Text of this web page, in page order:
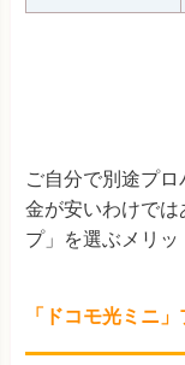
ご自分で別途プ
金が安いわけでは
プ」を選ぶメリッ
「ドコモ光ミニ